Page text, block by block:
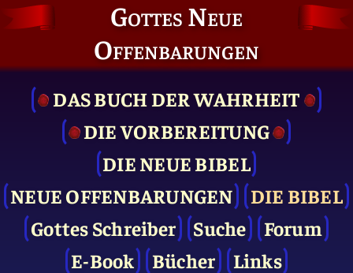
Gottes Neue
Offenbarungen
DAS BUCH DER WAHRHEIT
DIE VOR­BEREITUNG
DIE NEUE BIBEL
NEUE OFFENBARUNGEN
DIE BIBEL
Gottes Schreiber
Suche
Forum
E-Book
Bücher Links